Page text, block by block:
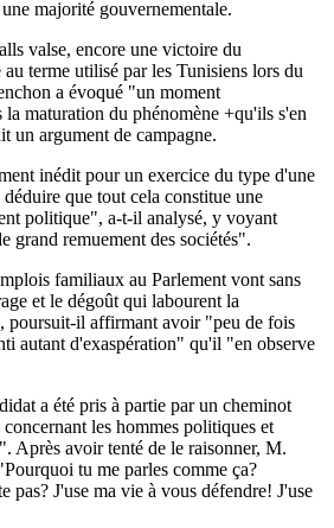
majorité gouvernementale.
valse, encore une victoire du
terme utilisé par les Tunisiens lors du
a évoqué "un moment
maturation du phénomène +qu'ils s'en
un argument de campagne.
inédit pour un exercice du type d'une
que tout cela constitue une
politique", a-t-il analysé, y voyant
grand remuement des sociétés".
familiaux au Parlement vont sans
et le dégoût qui labourent la
poursuit-il affirmant avoir "peu de fois
autant d'exaspération" qu'il "en observe
a été pris à partie par un cheminot
les hommes politiques et
Après avoir tenté de le raisonner, M.
tu me parles comme ça?
pas? J'use ma vie à vous défendre! J'use